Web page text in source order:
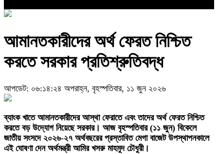
আমানতকারীদের অর্থ ফেরত নিশ্চিত
করতে সরকার প্রতিশ্রুতিবদ্ধ
আপডেট: ০৬:১৪:২৪ অপরাহ্ন, বৃহস্পতিবার, ১১ জুন ২০২৬
ব্যাংক খাতে আমানতকারীদের আস্থা ফেরাতে এবং তাদের অর্থ ফেরত নিশ্চিত
করতে বড় উদ্যোগ নিয়েছে সরকার। আজ বৃহস্পতিবার (১১ জুন) বিকেলে
জাতীয় সংসদে ২০২৬-২৭ অর্থবছরের প্রস্তাবিত মেগা বাজেট উপস্থাপনকালে
এই ঘোষণা দেন অর্থমন্ত্রী আমির খসরু মাহমুদ চৌধুরী।